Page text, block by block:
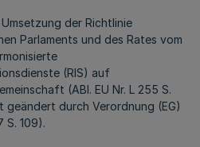
der Richtlinie
Parlaments und des Rates vom
(RIS) auf
(ABl. EU Nr. L 255 S.
geändert durch Verordnung (EG)
S. 109).